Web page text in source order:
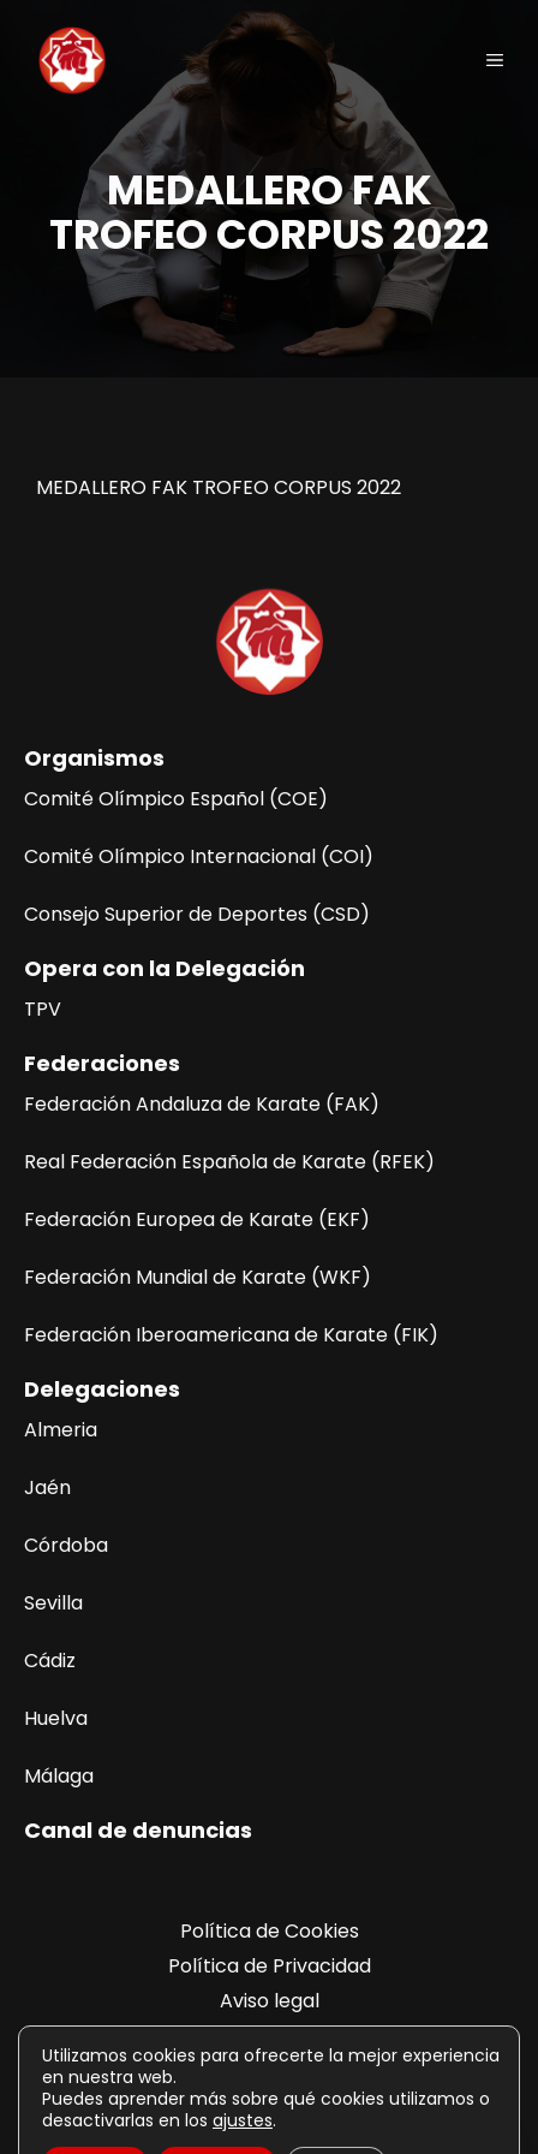
contenido
MEDALLERO FAK
TROFEO CORPUS 2022
MEDALLERO FAK TROFEO CORPUS 2022
Organismos
Comité Olímpico Español (COE)
Comité Olímpico Internacional (COI)
Consejo Superior de Deportes (CSD)
Opera con la Delegación
TPV
Federaciones
Federación Andaluza de Karate (FAK)
Real Federación Española de Karate (RFEK)
Federación Europea de Karate (EKF)
Federación Mundial de Karate (WKF)
Federación Iberoamericana de Karate (FIK)
Delegaciones
Almeria
Jaén
Córdoba
Sevilla
Cádiz
Huelva
Málaga
Canal de denuncias
Política de Cookies
Política de Privacidad
Aviso legal
Registro de actividades
Utilizamos cookies para ofrecerte la mejor experiencia
en nuestra web.
Puedes aprender más sobre qué cookies utilizamos o
desactivarlas en los ajustes.